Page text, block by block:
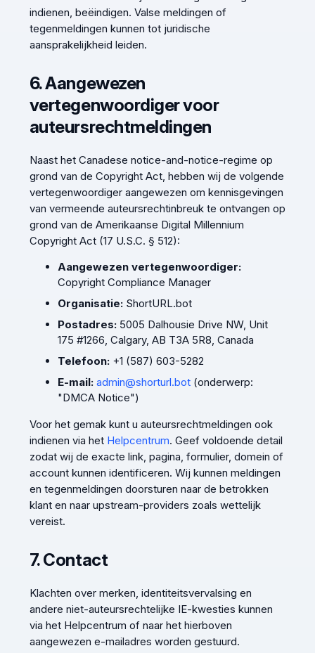
indienen, beëindigen. Valse meldingen of
tegenmeldingen kunnen tot juridische
aansprakelijkheid leiden.
6. Aangewezen
vertegenwoordiger voor
auteursrechtmeldingen
Naast het Canadese notice-and-notice-regime op
grond van de Copyright Act, hebben wij de volgende
vertegenwoordiger aangewezen om kennisgevingen
van vermeende auteursrechtinbreuk te ontvangen op
grond van de Amerikaanse Digital Millennium
Copyright Act (17 U.S.C. § 512):
Aangewezen vertegenwoordiger:
Copyright Compliance Manager
Organisatie:ShortURL.bot
Postadres:5005 Dalhousie Drive NW, Unit
175 #1266, Calgary, AB T3A 5R8, Canada
Telefoon:+1 (587) 603-5282
E-mail: admin@shorturl.bot(onderwerp:
"DMCA Notice")
Voor het gemak kunt u auteursrechtmeldingen ook
indienen via het Helpcentrum. Geef voldoende detail
zodat wij de exacte link, pagina, formulier, domein of
account kunnen identificeren. Wij kunnen meldingen
en tegenmeldingen doorsturen naar de betrokken
klant en naar upstream-providers zoals wettelijk
vereist.
7. Contact
Klachten over merken, identiteitsvervalsing en
andere niet-auteursrechtelijke IE-kwesties kunnen
via het Helpcentrum of naar het hierboven
aangewezen e-mailadres worden gestuurd.